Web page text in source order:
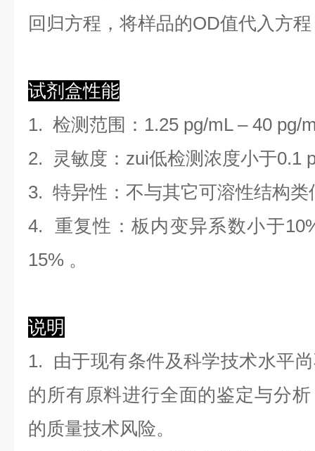
回归方程 ， 将样品的OD值代入方
试剂盒性能
1. 检测范围 ： 1.25 pg/mL –40 pg/
2. 灵敏度：zui低检测浓度小于0.1
3. 特异性：不与其它可溶性结构类
4. 重复性：板内变异系数小于10
15% 。
说明
1. 由于现有条件及科学技术水平
的所有原料进行全面的鉴定与分
的质量技术风险。